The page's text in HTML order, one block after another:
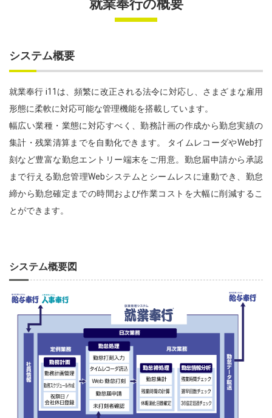
就業奉行の概要
システム概要
就業奉行 i11は、頻繁に改正される法令に対応し、さまざまな雇用
形態に柔軟に対応可能な管理機能を搭載しています。
幅広い業種・業態に対応すべく、勤務計画の作成から勤怠実績の
集計・残業清算までを自動化できます。 タイムレコーダやWeb打
刻など豊富な勤怠エントリー端末をご用意。勤怠届申請から承認
まで行える勤怠管理Webシステムとシームレスに連動でき、勤怠
締から勤怠確定までの時間および作業コストを大幅に削減するこ
とができます。
システム概要図